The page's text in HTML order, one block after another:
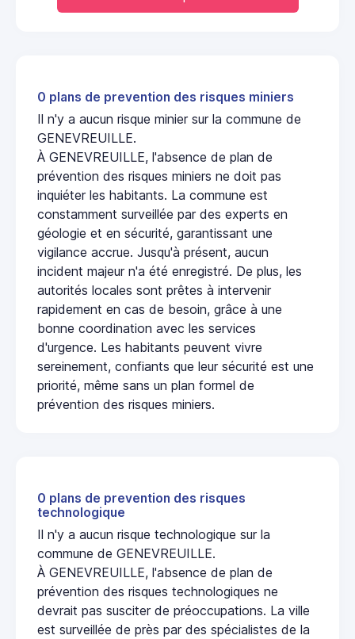
0 plans de prevention des risques miniers
Il n'y a aucun risque minier sur la commune de
GENEVREUILLE.
À GENEVREUILLE, l'absence de plan de
prévention des risques miniers ne doit pas
inquiéter les habitants. La commune est
constamment surveillée par des experts en
géologie et en sécurité, garantissant une
vigilance accrue. Jusqu'à présent, aucun
incident majeur n'a été enregistré. De plus, les
autorités locales sont prêtes à intervenir
rapidement en cas de besoin, grâce à une
bonne coordination avec les services
d'urgence. Les habitants peuvent vivre
sereinement, confiants que leur sécurité est une
priorité, même sans un plan formel de
prévention des risques miniers.
0 plans de prevention des risques
technologique
Il n'y a aucun risque technologique sur la
commune de GENEVREUILLE.
À GENEVREUILLE, l'absence de plan de
prévention des risques technologiques ne
devrait pas susciter de préoccupations. La ville
est surveillée de près par des spécialistes de la